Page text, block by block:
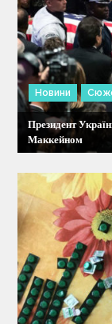
Новини
Президент
Маккейном